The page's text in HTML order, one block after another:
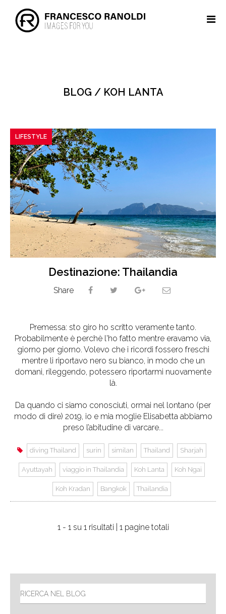
BLOG / KOH LANTA
LIFESTYLE
Destinazione: Thailandia
Share
Premessa: sto giro ho scritto veramente tanto.
Probabilmente è perchè l'ho fatto mentre eravamo via,
giorno per giorno. Volevo che i ricordi fossero freschi
mentre li riportavo nero su bianco, in modo che un
domani, rileggendo, potessero riportarmi nuovamente
là.
Da quando ci siamo conosciuti, ormai nel lontano (per
modo di dire) 2019, io e mia moglie Elisabetta abbiamo
preso l’abitudine di varcare...
diving Thailand surin similan Thailand Sharjah
Ayuttayah viaggio in Thailandia Koh Lanta Koh Ngai
Koh Kradan Bangkok Thailandia
1 - 1 su 1 risultati | 1 pagine totali